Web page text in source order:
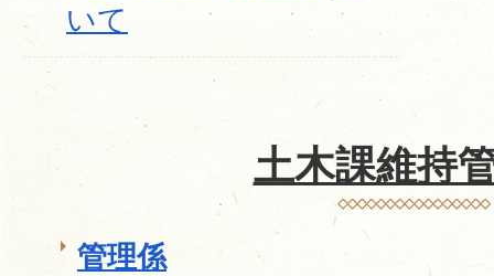
いて
土木課維持
管理係